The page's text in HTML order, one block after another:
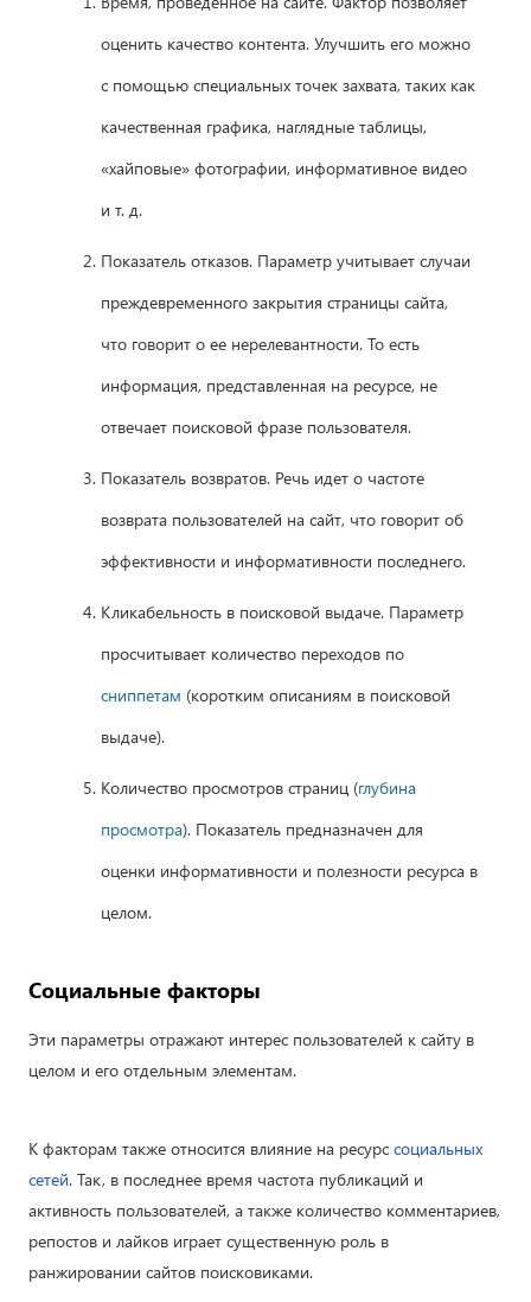
оценить качество контента. Улучшить его можно
с помощью специальных точек захвата, таких как
качественная графика, наглядные таблицы,
«хайповые» фотографии, информативное видео
и т. д.
Показатель отказов. Параметр учитывает случаи
преждевременного закрытия страницы сайта,
что говорит о ее нерелевантности. То есть
информация, представленная на ресурсе, не
отвечает поисковой фразе пользователя.
Показатель возвратов. Речь идет о частоте
возврата пользователей на сайт, что говорит об
эффективности и информативности последнего.
Кликабельность в поисковой выдаче. Параметр
просчитывает количество переходов по
сниппетам (коротким описаниям в поисковой
выдаче).
Количество просмотров страниц (глубина
просмотра). Показатель предназначен для
оценки информативности и полезности ресурса в
целом.
Социальные факторы
Эти параметры отражают интерес пользователей к сайту в
целом и его отдельным элементам.
К факторам также относится влияние на ресурс социальных
сетей. Так, в последнее время частота публикаций и
активность пользователей, а также количество комментариев,
репостов и лайков играет существенную роль в
ранжировании сайтов поисковиками.